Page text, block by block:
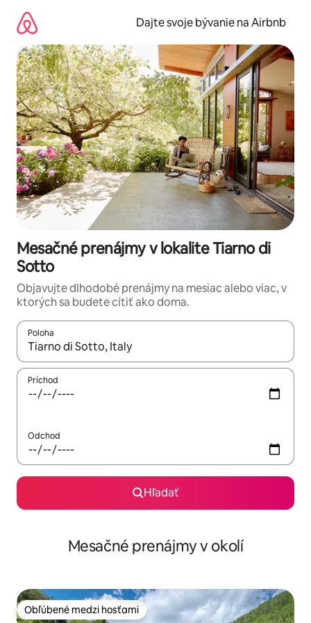
obsah.
Dajte svoje bývanie na Airbnb
Mesačné prenájmy v lokalite Tiarno di
Sotto
Objavujte dlhodobé prenájmy na mesiac alebo viac, v
ktorých sa budete cítiť ako doma.
Poloha
Keď budú výsledky k dispozícii, môžete si ich prechádzať
Príchod
Odchod
Hľadať
Mesačné prenájmy v okolí
Obľúbené medzi hosťami
Obľúbené medzi hosťami